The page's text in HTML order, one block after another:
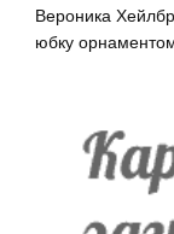
Вероника
юбку